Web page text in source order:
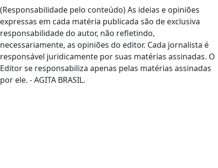
(Responsabilidade pelo conteúdo) As ideias e opiniões
expressas em cada matéria publicada são de exclusiva
responsabilidade do autor, não refletindo,
necessariamente, as opiniões do editor. Cada jornalista é
responsável juridicamente por suas matérias assinadas. O
Editor se responsabiliza apenas pelas matérias assinadas
por ele. - AGITA BRASIL.